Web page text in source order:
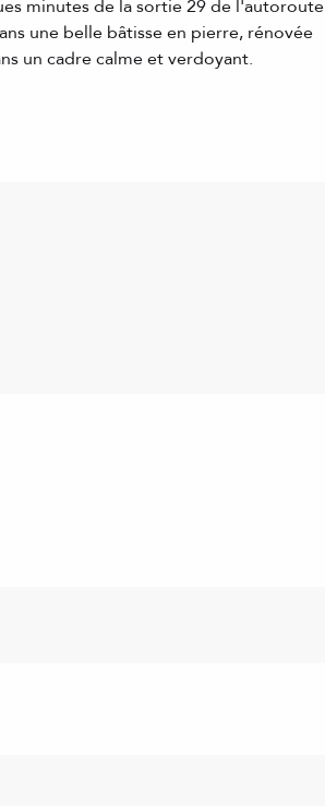
minutes de la sortie 29 de l'autoroute
une belle bâtisse en pierre, rénovée
un cadre calme et verdoyant.